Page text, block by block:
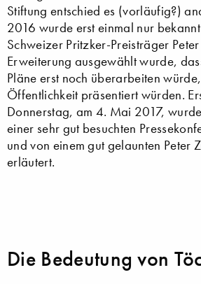
Stiftung entschied es (vorläufig?)
2016 wurde erst einmal nur
Schweizer Pritzker-Preisträger
Erweiterung ausgewählt wurde,
Pläne erst noch überarbeiten
Öffentlichkeit präsentiert würden.
Donnerstag, am 4. Mai 2017,
einer sehr gut besuchten
und von einem gut gelaunten Peter
erläutert.
Die Bedeutung von